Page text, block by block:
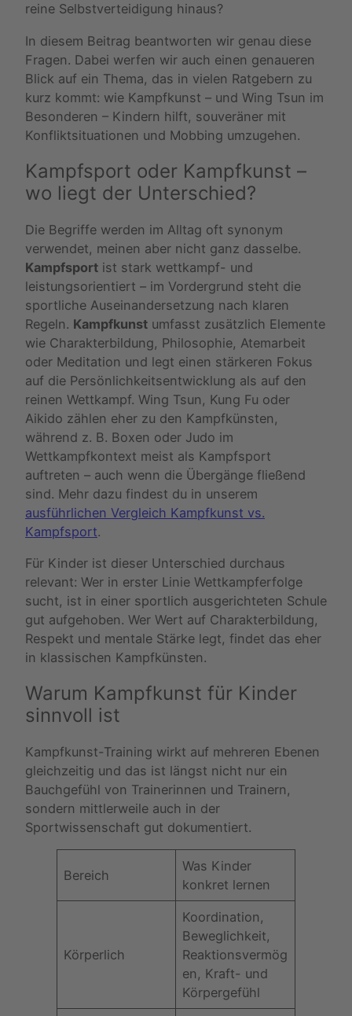
reine Selbstverteidigung hinaus?
In diesem Beitrag beantworten wir genau diese
Fragen. Dabei werfen wir auch einen genaueren
Blick auf ein Thema, das in vielen Ratgebern zu
kurz kommt: wie Kampfkunst – und Wing Tsun im
Besonderen – Kindern hilft, souveräner mit
Konfliktsituationen und Mobbing umzugehen.
Kampfsport oder Kampfkunst –
wo liegt der Unterschied?
Die Begriffe werden im Alltag oft synonym
verwendet, meinen aber nicht ganz dasselbe.
Kampfsport ist stark wettkampf- und
leistungsorientiert – im Vordergrund steht die
sportliche Auseinandersetzung nach klaren
Regeln. Kampfkunst umfasst zusätzlich Elemente
wie Charakterbildung, Philosophie, Atemarbeit
oder Meditation und legt einen stärkeren Fokus
auf die Persönlichkeitsentwicklung als auf den
reinen Wettkampf. Wing Tsun, Kung Fu oder
Aikido zählen eher zu den Kampfkünsten,
während z. B. Boxen oder Judo im
Wettkampfkontext meist als Kampfsport
auftreten – auch wenn die Übergänge fließend
sind. Mehr dazu findest du in unserem
ausführlichen Vergleich Kampfkunst vs.
Kampfsport.
Für Kinder ist dieser Unterschied durchaus
relevant: Wer in erster Linie Wettkampferfolge
sucht, ist in einer sportlich ausgerichteten Schule
gut aufgehoben. Wer Wert auf Charakterbildung,
Respekt und mentale Stärke legt, findet das eher
in klassischen Kampfkünsten.
Warum Kampfkunst für Kinder
sinnvoll ist
Kampfkunst-Training wirkt auf mehreren Ebenen
gleichzeitig und das ist längst nicht nur ein
Bauchgefühl von Trainerinnen und Trainern,
sondern mittlerweile auch in der
Sportwissenschaft gut dokumentiert.
Bereich
Was Kinder
konkret lernen
Körperlich
Koordination,
Beweglichkeit,
Reaktionsvermög
en, Kraft- und
Körpergefühl